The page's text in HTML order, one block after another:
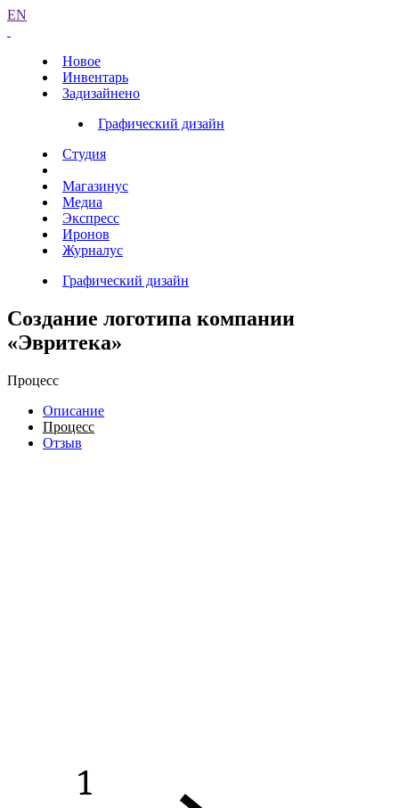
EN
Новое
Инвентарь
Задизайнено
Графический дизайн
Студия
Магазинус
Медиа
Экспресс
Иронов
Журналус
Графический дизайн
Создание логотипа компании
«Эвритека»
Процесс
Описание
Процесс
Отзыв